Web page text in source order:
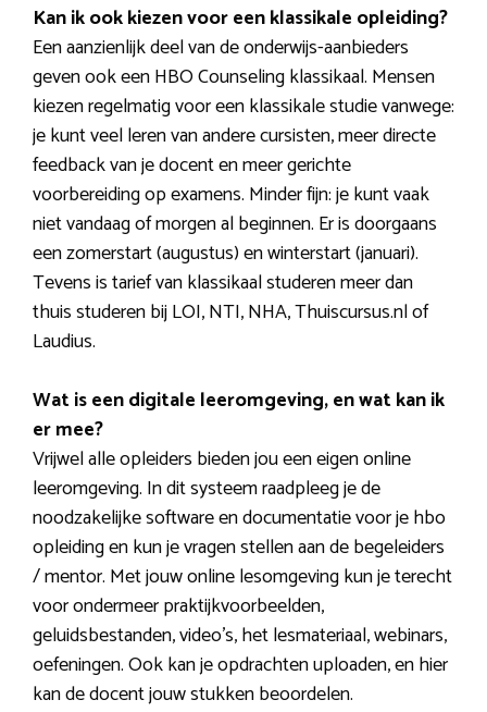
Kan ik ook kiezen voor een klassikale opleiding?
Een aanzienlijk deel van de onderwijs-aanbieders
geven ook een HBO Counseling klassikaal. Mensen
kiezen regelmatig voor een klassikale studie vanwege:
je kunt veel leren van andere cursisten, meer directe
feedback van je docent en meer gerichte
voorbereiding op examens. Minder fijn: je kunt vaak
niet vandaag of morgen al beginnen. Er is doorgaans
een zomerstart (augustus) en winterstart (januari).
Tevens is tarief van klassikaal studeren meer dan
thuis studeren bij LOI, NTI, NHA, Thuiscursus.nl of
Laudius.
Wat is een digitale leeromgeving, en wat kan ik
er mee?
Vrijwel alle opleiders bieden jou een eigen online
leeromgeving. In dit systeem raadpleeg je de
noodzakelijke software en documentatie voor je hbo
opleiding en kun je vragen stellen aan de begeleiders
/ mentor. Met jouw online lesomgeving kun je terecht
voor ondermeer praktijkvoorbeelden,
geluidsbestanden, video’s, het lesmateriaal, webinars,
oefeningen. Ook kan je opdrachten uploaden, en hier
kan de docent jouw stukken beoordelen.